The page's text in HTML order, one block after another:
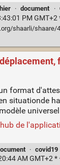
· document ·
PM GMT+2
shaarli/shaare/
format
situationde
de
· covid19
AM GMT+2 * ·